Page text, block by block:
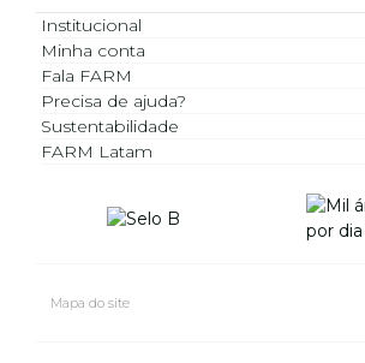
Institucional
Minha conta
Fala FARM
Precisa de ajuda?
Sustentabilidade
FARM Latam
Mapa do site